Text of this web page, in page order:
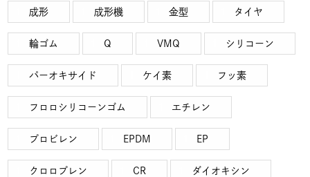
成形 成形機 金型 タイヤ
輪ゴム Q VMQ シリコーン
パーオキサイド ケイ素 フッ素
フロロシリコーンゴム エチレン
プロビレン EPDM EP
クロロプレン CR ダイオキシン